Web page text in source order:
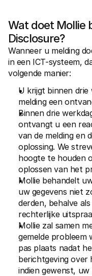
Wat doet Mollie
Disclosure?
Wanneer u melding
in een ICT-systeem,
volgende manier:
U krijgt binnen drie
melding een
Binnen drie
ontvangt u een
van de melding en
oplossing. We
hoogte te houden
oplossen van het
Mollie behandelt
uw gegevens niet
derden, behalve
rechterlijke
Mollie zal samen
gemelde probleem
pas plaats nadat
berichtgeving over
indien gewenst,